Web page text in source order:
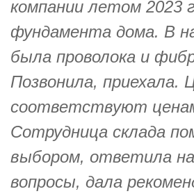
компании летом 2023
фундамента дома. В
была проволока и
Позвонила, приехала.
соответствуют
Сотрудница склада
выбором, ответила
вопросы, дала